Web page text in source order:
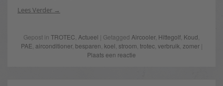
Lees Verder
Gepost in TROTEC Actueel | Getagged Aircooler, Hittegolf Koud
PAE airconditioner, besparen koel stroom trotec, verbruik zomer|
Plaats een reactie